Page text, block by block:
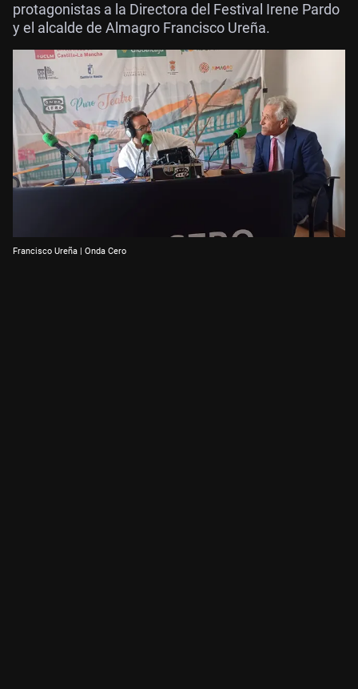
protagonistas a la Directora del Festival Irene Pardo
y el alcalde de Almagro Francisco Ureña.
Francisco Ureña | Onda Cero